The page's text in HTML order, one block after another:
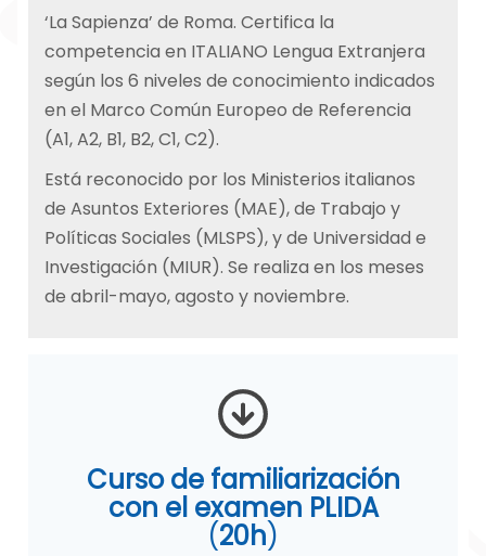
‘La Sapienza’ de Roma. Certifica la
competencia en ITALIANO Lengua Extranjera
según los 6 niveles de conocimiento indicados
en el Marco Común Europeo de Referencia
(A1, A2, B1, B2, C1, C2).
Está reconocido por los Ministerios italianos
de Asuntos Exteriores (MAE), de Trabajo y
Políticas Sociales (MLSPS), y de Universidad e
Investigación (MIUR). Se realiza en los meses
de abril-mayo, agosto y noviembre.
Curso de familiarización
con el examen PLIDA
(20h)